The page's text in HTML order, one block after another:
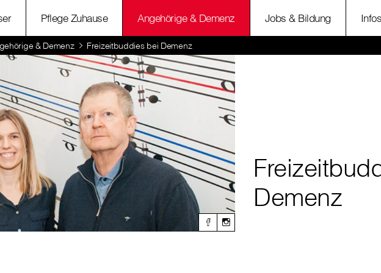
Pflege Zuhause Angehörige & Demenz Jobs & Bildung
& Demenz Freizeitbuddies bei Demenz
Demenz